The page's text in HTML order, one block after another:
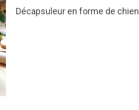
Décapsuleur en forme de chien